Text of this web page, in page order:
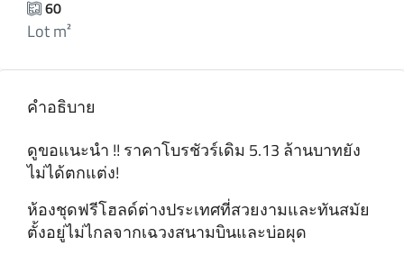
60
Lot m²
คำอธิบาย
ดูขอแนะนํา !! ราคาโบรชัวร์เดิม 5.13 ล้านบาทยัง
ไม่ได้ตกแต่ง!
ห้องชุดฟรีโฮลด์ต่างประเทศที่สวยงามและทันสมัย
ตั้งอยู่ไม่ไกลจากเฉวงสนามบินและบ่อผุด